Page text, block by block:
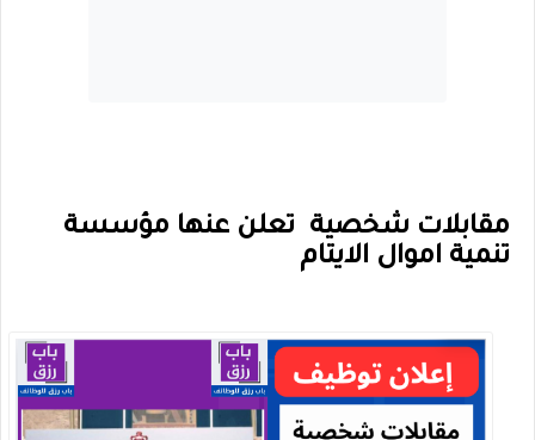
مقابلات شخصية تعلن عنها مؤسسة
تنمية اموال الايتام